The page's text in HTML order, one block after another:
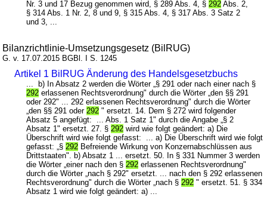
Nr. 3 und 17 Bezug genommen wird, § 289 Abs. 4, §292 Abs. 2,
§ 314 Abs. 1 Nr. 2, 8 und 9, § 315 Abs. 4, § 317 Abs. 3 Satz 2
und 3, ...
Bilanzrichtlinie-Umsetzungsgesetz (BilRUG)
G. v. 17.07.2015 BGBl. I S. 1245
Artikel 1 BilRUG Änderung des Handelsgesetzbuchs
... b) In Absatz 2 werden die Wörter „§ 291 oder nach einer nach §
292 erlassenen Rechtsverordnung" durch die Wörter „den §§ 291
oder 292" ... 292 erlassenen Rechtsverordnung" durch die Wörter
„den §§ 291 oder292 " ersetzt. 14. Dem § 272 wird folgender
Absatz 5 angefügt: ... Abs. 1 Satz 1" durch die Angabe „§ 2
Absatz 1" ersetzt. 27. §292 wird wie folgt geändert: a) Die
Überschrift wird wie folgt gefasst: ... a) Die Überschrift wird wie folgt
gefasst: „§292 Befreiende Wirkung von Konzernabschlüssen aus
Drittstaaten". b) Absatz 1 ... ersetzt. 50. In § 331 Nummer 3 werden
die Wörter „einer nach den §292 erlassenen Rechtsverordnung"
durch die Wörter „nach § 292" ersetzt. ... nach den § 292 erlassenen
Rechtsverordnung" durch die Wörter „nach §292 " ersetzt. 51. § 334
Absatz 1 wird wie folgt geändert: a) ...